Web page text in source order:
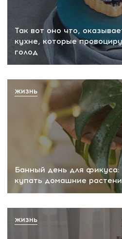
Так вот оно что,
кухне, которые
голод
Банный день для фикуса:
купать домашние
ЖИЗНЬ
ЖИЗНЬ